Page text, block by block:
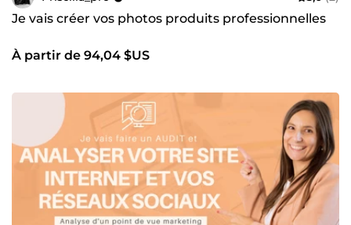
Je vais créer vos photos produits professionnelles
À partir de 94,04 $US